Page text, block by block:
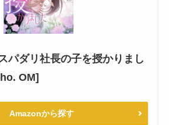
パダリ社長の子を授かりまし
OM]
Amazonから探す